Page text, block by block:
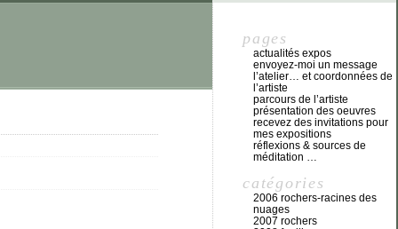
pages
actualités expos
envoyez-moi un message
l’atelier… et coordonnées de
l’artiste
parcours de l’artiste
présentation des oeuvres
recevez des invitations pour
mes expositions
réflexions & sources de
méditation …
catégories
2006 rochers-racines des
nuages
2007 rochers